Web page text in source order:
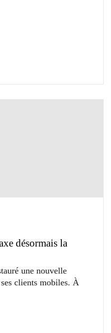
désormais la
une nouvelle
clients mobiles. À